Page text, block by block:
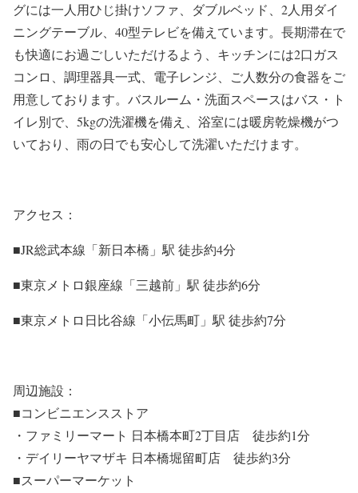
グには一人用ひじ掛けソファ、ダブルベッド、2人用ダイ
ニングテーブル、40型テレビを備えています。長期滞在で
も快適にお過ごしいただけるよう、キッチンには2口ガス
コンロ、調理器具一式、電子レンジ、ご人数分の食器をご
用意しております。バスルーム・洗面スペースはバス・ト
イレ別で、5kgの洗濯機を備え、浴室には暖房乾燥機がつ
いており、雨の日でも安心して洗濯いただけます。
アクセス：
■JR総武本線「新日本橋」駅 徒歩約4分
■東京メトロ銀座線「三越前」駅 徒歩約6分
■東京メトロ日比谷線「小伝馬町」駅 徒歩約7分
周辺施設：
■コンビニエンスストア
・ファミリーマート 日本橋本町2丁目店 徒歩約1分
・デイリーヤマザキ 日本橋堀留町店 徒歩約3分
■スーパーマーケット